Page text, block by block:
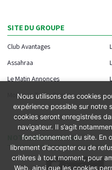
SITE DU GROUPE
Club Avantages
Assahraa
Le Matin Annonces
Morocco Today Forum
NOTRE APPLICATION
Nous utilisons des cookies
expérience possible sur notre
cookies seront enregistrées
navigateur. Il s’agit
fonctionnement du site. En
librement d’accepter ou de
critères à tout moment, pour
Web, ainsi que les cookies